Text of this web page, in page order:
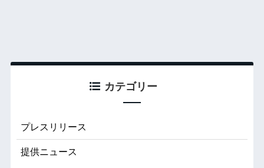
カテゴリー
プレスリリース
提供ニュース